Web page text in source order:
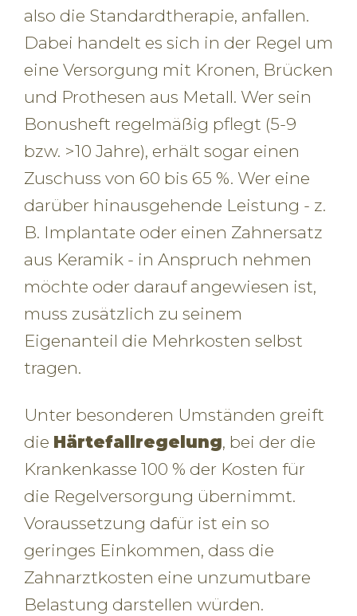
also die Standardtherapie, anfallen.
Dabei handelt es sich in der Regel um
eine Versorgung mit Kronen, Brücken
und Prothesen aus Metall. Wer sein
Bonusheft regelmäßig pflegt (5-9
bzw. >10 Jahre), erhält sogar einen
Zuschuss von 60 bis 65 %. Wer eine
darüber hinausgehende Leistung - z.
B. Implantate oder einen Zahnersatz
aus Keramik - in Anspruch nehmen
möchte oder darauf angewiesen ist,
muss zusätzlich zu seinem
Eigenanteil die Mehrkosten selbst
tragen.
Unter besonderen Umständen greift
die Härtefallregelung, bei der die
Krankenkasse 100 % der Kosten für
die Regelversorgung übernimmt.
Voraussetzung dafür ist ein so
geringes Einkommen, dass die
Zahnarztkosten eine unzumutbare
Belastung darstellen würden.